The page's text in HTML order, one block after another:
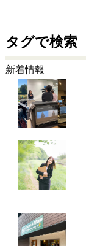
タグで検索
新着情報